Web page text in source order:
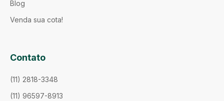
Blog
Venda sua cota!
Contato
(11) 2818-3348
(11) 96597-8913